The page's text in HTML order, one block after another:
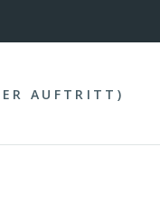
AUFTRITT)